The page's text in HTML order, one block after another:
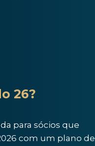
26?
para sócios que
com um plano de